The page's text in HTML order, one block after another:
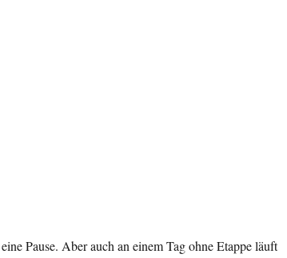
Pause. Aber auch an einem Tag ohne Etappe läuft